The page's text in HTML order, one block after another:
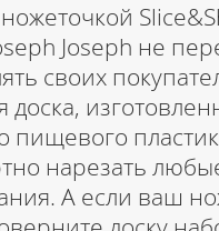
ножеточкой
Joseph не
своих
пищевого
нарезать
А если ваш